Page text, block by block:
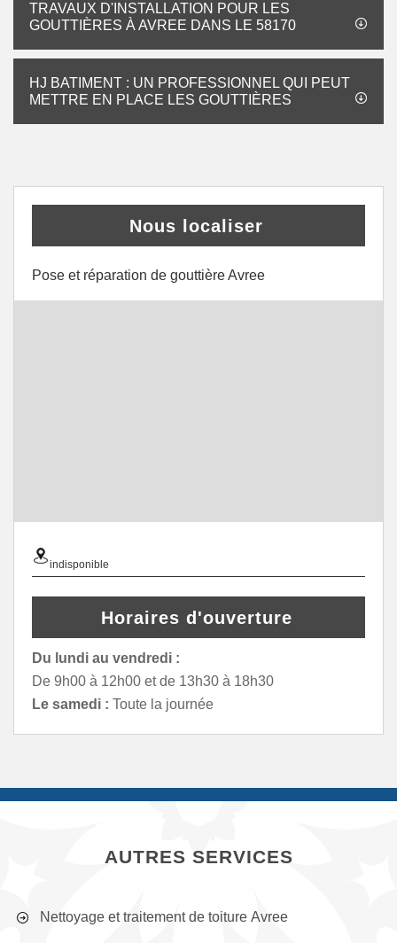
TRAVAUX D'INSTALLATION POUR LES
GOUTTIÈRES À AVREE DANS LE 58170
HJ BATIMENT : UN PROFESSIONNEL QUI PEUT
METTRE EN PLACE LES GOUTTIÈRES
Nous localiser
Pose et réparation de gouttière Avree
indisponible
Horaires d'ouverture
Du lundi au vendredi :
De 9h00 à 12h00 et de 13h30 à 18h30
Le samedi : Toute la journée
AUTRES SERVICES
Nettoyage et traitement de toiture Avree